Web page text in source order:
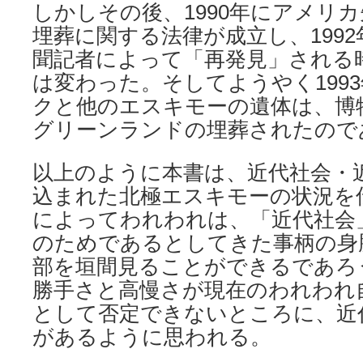
しかしその後、1990年にアメリ
埋葬に関する法律が成立し、
聞記者によって「再発見」され
は変わった。そしてようやく
クと他のエスキモーの遺体は、
グリーンランドの埋葬されたの
以上のように本書は、近代社会・
込まれた北極エスキモーの状況
によってわれわれは、「近代社
のためであるとしてきた事柄の
部を垣間見ることができるであ
勝手さと高慢さが現在のわれわ
として否定できないところに、
があるように思われる。